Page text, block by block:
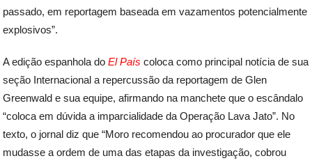
passado, em reportagem baseada em vazamentos potencialmente
explosivos”.
A edição espanhola doEl País coloca como principal notícia de sua
seção Internacional a repercussão da reportagem de Glen
Greenwald e sua equipe, afirmando na manchete que o escândalo
“coloca em dúvida a imparcialidade da Operação Lava Jato”. No
texto, o jornal diz que “Moro recomendou ao procurador que ele
mudasse a ordem de uma das etapas da investigação, cobrou